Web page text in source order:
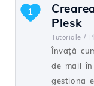
Plesk
Tutoriale /
Învață
de mail
gestiona
1